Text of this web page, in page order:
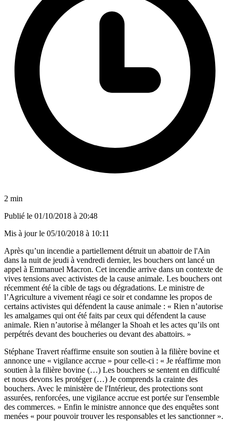
2 min
Publié le 01/10/2018 à 20:48
Mis à jour le 05/10/2018 à 10:11
Après qu’un incendie a partiellement détruit un abattoir de l'Ain
dans la nuit de jeudi à vendredi dernier, les bouchers ont lancé un
appel à Emmanuel Macron. Cet incendie arrive dans un contexte de
vives tensions avec activistes de la cause animale. Les bouchers ont
récemment été la cible de tags ou dégradations. Le ministre de
l’Agriculture a vivement réagi ce soir et condamne les propos de
certains activistes qui défendent la cause animale : « Rien n’autorise
les amalgames qui ont été faits par ceux qui défendent la cause
animale. Rien n’autorise à mélanger la Shoah et les actes qu’ils ont
perpétrés devant des boucheries ou devant des abattoirs. »
Stéphane Travert réaffirme ensuite son soutien à la filière bovine et
annonce une « vigilance accrue » pour celle-ci : « Je réaffirme mon
soutien à la filière bovine (…) Les bouchers se sentent en difficulté
et nous devons les protéger (…) Je comprends la crainte des
bouchers. Avec le ministère de l'Intérieur, des protections sont
assurées, renforcées, une vigilance accrue est portée sur l'ensemble
des commerces. » Enfin le ministre annonce que des enquêtes sont
menées « pour pouvoir trouver les responsables et les sanctionner ».